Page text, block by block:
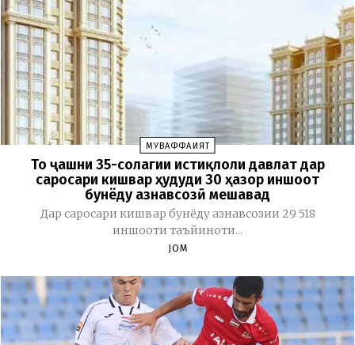
МУВАФФАҚИЯТ
То ҷашни 35-солагии истиқлоли давлат дар
саросари кишвар ҳудуди 30 ҳазор иншоот
бунёду азнавсозӣ мешавад
Дар саросари кишвар бунёду азнавсозии 29 518
иншооти таъйиноти...
JOM